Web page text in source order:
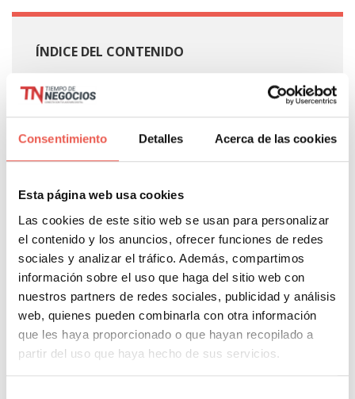
Consentimiento Detalles Acerca de las cookies
Esta página web usa cookies
Las cookies de este sitio web se usan para personalizar
el contenido y los anuncios, ofrecer funciones de redes
sociales y analizar el tráfico. Además, compartimos
información sobre el uso que haga del sitio web con
nuestros partners de redes sociales, publicidad y análisis
web, quienes pueden combinarla con otra información
que les haya proporcionado o que hayan recopilado a
partir del uso que haya hecho de sus servicios.
ÍNDICE DEL CONTENIDO
Google Keep
Google Timer
Google Trends
Etiquetas:Gboard,Google,Google Trends
About Author
Javier Sancho Piqueras